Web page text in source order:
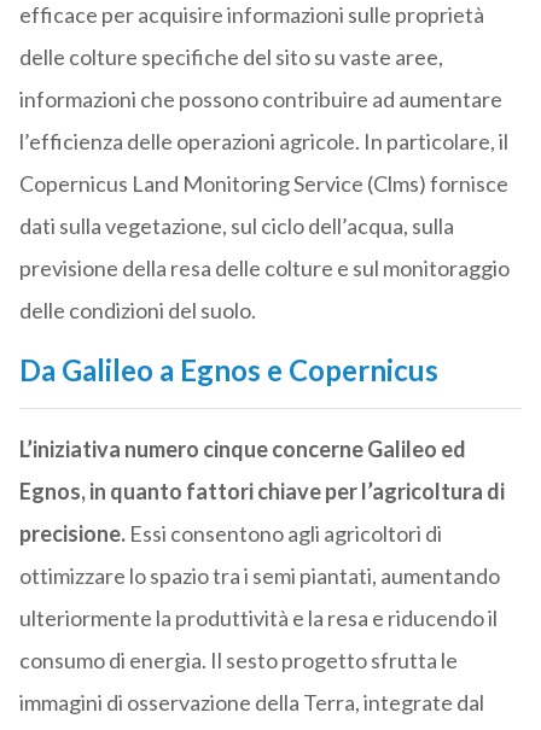
efficace per acquisire informazioni sulle proprietà
delle colture specifiche del sito su vaste aree,
informazioni che possono contribuire ad aumentare
l’efficienza delle operazioni agricole. In particolare, il
Copernicus Land Monitoring Service (Clms) fornisce
dati sulla vegetazione, sul ciclo dell’acqua, sulla
previsione della resa delle colture e sul monitoraggio
delle condizioni del suolo.
Da Galileo a Egnos e Copernicus
L’iniziativa numero cinque concerne Galileo ed
Egnos, in quanto fattori chiave per l’agricoltura di
precisione.Essi consentono agli agricoltori di
ottimizzare lo spazio tra i semi piantati, aumentando
ulteriormente la produttività e la resa e riducendo il
consumo di energia. Il sesto progetto sfrutta le
immagini di osservazione della Terra, integrate dal